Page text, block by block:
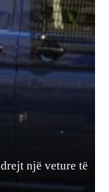
një veture të